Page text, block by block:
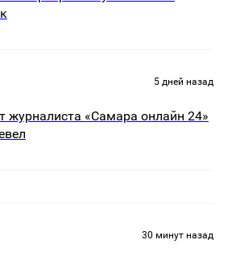
5 дней назад
журналиста «Самара онлайн 24»
30 минут назад